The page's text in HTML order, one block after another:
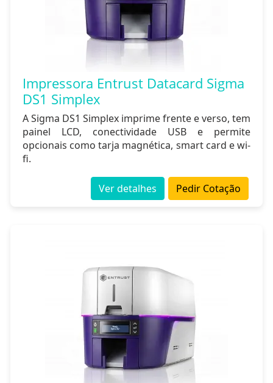
Impressora Entrust Datacard Sigma
DS1 Simplex
A Sigma DS1 Simplex imprime frente e verso, tem
painel LCD, conectividade USB e permite
opcionais como tarja magnética, smart card e wi-
fi.
Pedir Cotação
Ver detalhes